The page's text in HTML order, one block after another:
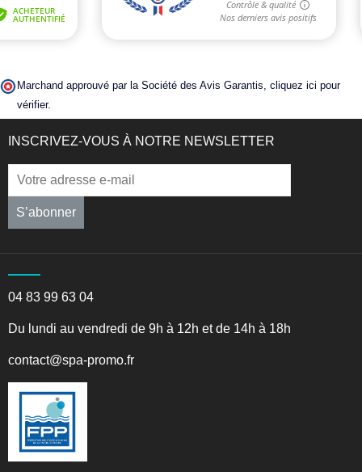
Marchand approuvé par la Société des Avis Garantis, cliquez ici pour
vérifier.
INSCRIVEZ-VOUS À NOTRE NEWSLETTER
S’abonner
04 83 99 63 04
Du lundi au vendredi de 9h à 12h et de 14h à 18h
contact@spa-promo.fr